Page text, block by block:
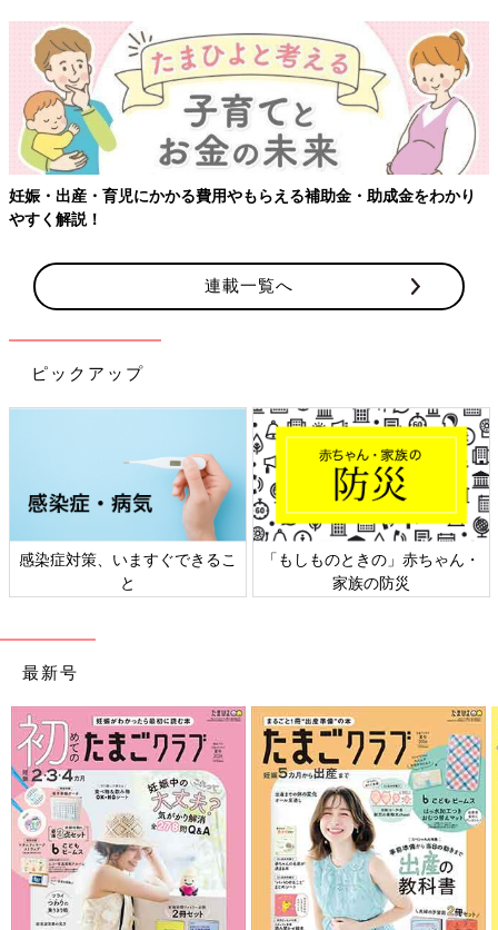
・出産・育児にかかる費用やもらえる補助金・助成金をわかり
く解説！
連載一覧へ
ピックアップ
感染症対策、いますぐできるこ
と
「もしものときの」赤ちゃん・
家族の防災
最新号